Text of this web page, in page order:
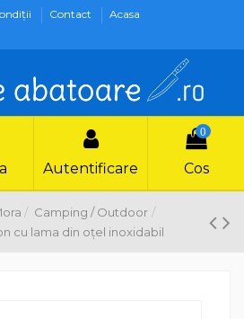
Contact
Acasa
Autentificare
0
Cos
Camping / Outdoor
cu lama din oţel inoxidabil